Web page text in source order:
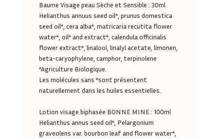
Baume Visage peau Sèche et Sensible : 30ml
Helianthus annuus seed oil*, prunus domestica
seed oil*, cera alba*, matricaria recutita flower
water*, oil* and extract*, calendula officinalis
flower extract*, linalool, linalyl acetate, limonen,
beta-caryophylene, camphor, terpinolene
*Agriculture Biologique.
Les molécules sans *sont présentent
naturellement dans les huiles essentielles.
Lotion visage biphasée BONNE MINE : 100ml
Helianthus annus seed oil*, Pelargonium
graveolens var. bourbon leaf and flower water*,